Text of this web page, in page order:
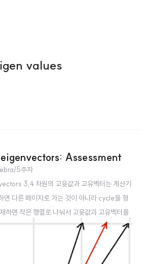
values
Assessment
5주차
3,4 차원의 고윳값과 고유벡터는 계산기
면 다른 페이지로 가는 것이 아니라 cycle을 형
하면 작은 행렬로 나눠서 고윳값과 고유벡터를
가 존재하지 않는다. damping을 적
. 기존 페이지에 머무를지 이동할지에 대한 가중
이다. 람다에 관한 방정식을 characteristic pol